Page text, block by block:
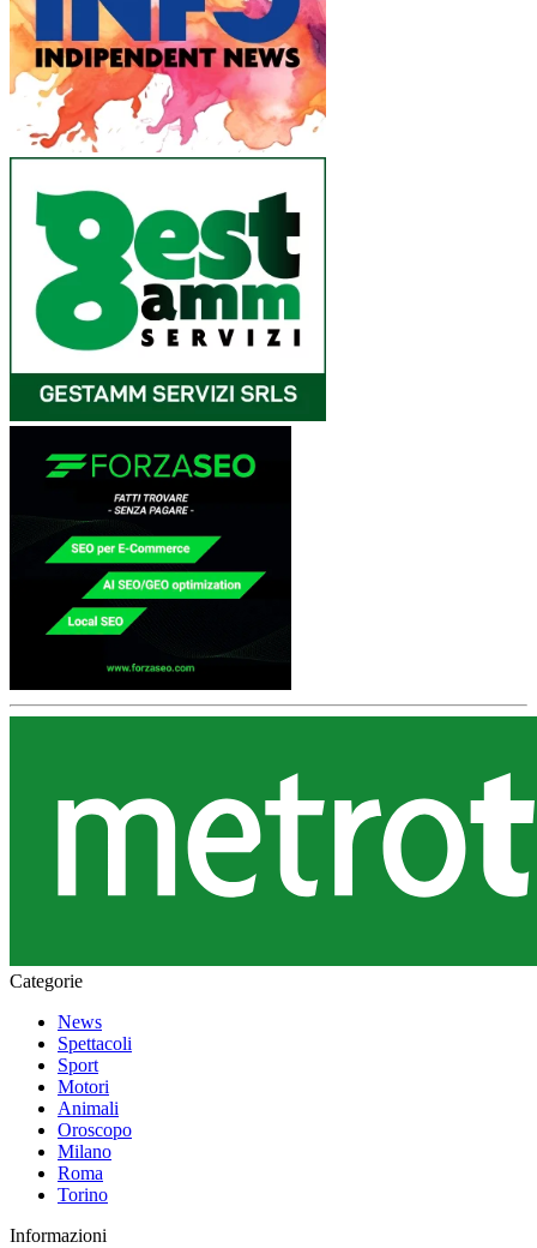
Categorie
News
Spettacoli
Sport
Motori
Animali
Oroscopo
Milano
Roma
Torino
Informazioni